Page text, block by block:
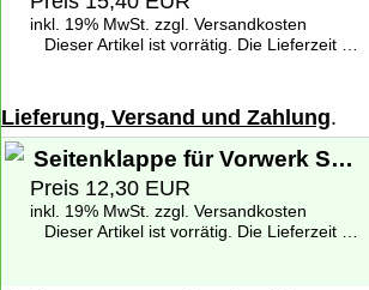
inkl. 19% MwSt. zzgl. Versandkosten
Dieser Artikel ist vorrätig. Die Lieferzeit beträgt 1-2 Werktage deutschlandweit. Weitere Informationen zu den Lieferzeiten finden Sie unter
Lieferung, Versand und Zahlung.
Seitenklappe für Vorwerk Saugwischer SP 520
Preis 12,30 EUR
inkl. 19% MwSt. zzgl. Versandkosten
Dieser Artikel ist vorrätig. Die Lieferzeit beträgt 1-2 Werktage deutschlandweit. Weitere Informationen zu den Lieferzeiten finden Sie unter